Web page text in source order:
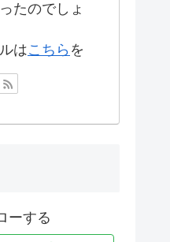
たのでしょ
はこちら を
ーする